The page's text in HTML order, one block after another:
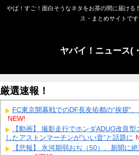
やば！すご！面白そうなネタをお茶の間に届ける
ス・まとめサイトです
ヤバイ！ニュース(
厳選速報！
FC東京開幕戦でのDF長友佑都の“挨拶”
NEW!
【動画】 撮影走行でホンダADUO改良
したアストンマーチンが“いい音”と話題に
【悲報】 氷河期弱おぢ（50）、新聞に